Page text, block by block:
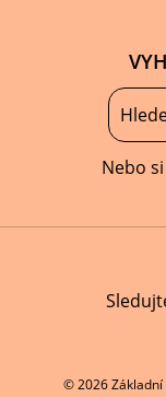
Nebo
© 2026